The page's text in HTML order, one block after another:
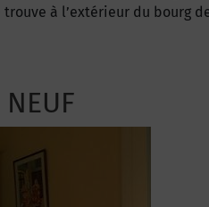
à l’extérieur du bourg